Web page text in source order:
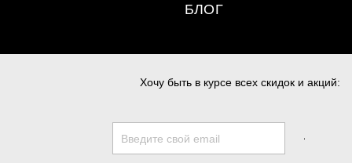
БЛОГ
Хочу быть в курсе всех скидок и акций: